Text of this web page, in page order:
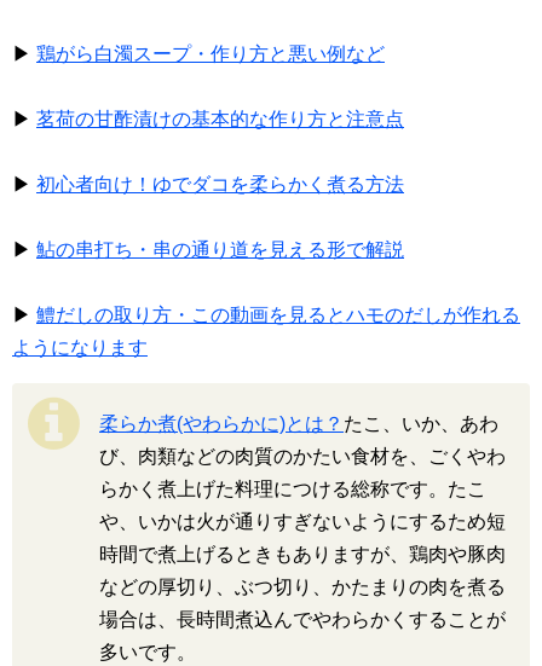
▶ 鶏がら白濁スープ・作り方と悪い例など
▶ 茗荷の甘酢漬けの基本的な作り方と注意点
▶ 初心者向け！ゆでダコを柔らかく煮る方法
▶ 鮎の串打ち・串の通り道を見える形で解説
▶ 鱧だしの取り方・この動画を見るとハモのだしが作れる
ようになります
柔らか煮(やわらかに)とは？ たこ、いか、あわ
び、肉類などの肉質のかたい食材を、ごくやわ
らかく煮上げた料理につける総称です。たこ
や、いかは火が通りすぎないようにするため短
時間で煮上げるときもありますが、鶏肉や豚肉
などの厚切り、ぶつ切り、かたまりの肉を煮る
場合は、長時間煮込んでやわらかくすることが
多いです。